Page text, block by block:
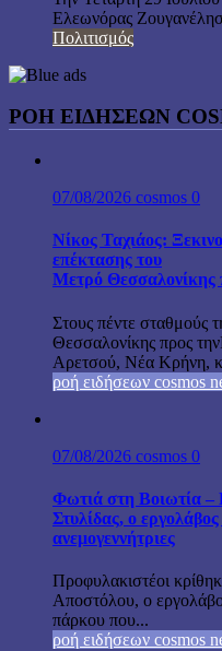
Ελεωνόρας
Πολιτισμός
ΡΟΗ ΕΙΔΗΣΕΩΝ
07/08/2026 cosmos 0
Νίκος Ταχιάος:
επέκτασης του
Μετρό Θεσσαλονίκης
Στους πέντε σταθμούς
Θεσσαλονίκης προς
Αρετσού, Νέα Κρήνη,
ροή ειδήσεων cosmos
07/08/2026 cosmos 0
Φωτιά στη Βοιωτία –
Στυλίδας, ο εργολάβος
ανεμογεννήτριες
Προφυλακιστέοι
Αποστόλου, ο
πάρκου που...
ροή ειδήσεων cosmos